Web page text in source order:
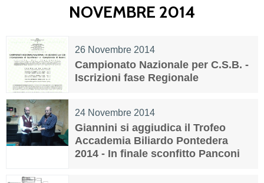
NOVEMBRE 2014
26 Novembre 2014
Campionato Nazionale per C.S.B. -
Iscrizioni fase Regionale
24 Novembre 2014
Giannini si aggiudica il Trofeo
Accademia Biliardo Pontedera
2014 - In finale sconfitto Panconi